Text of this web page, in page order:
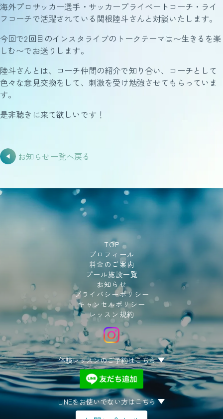
海外プロサッカー選手・サッカープライベートコーチ・ライ
フコーチで活躍されている関根陸斗さんと対談いたします。
今回で2回目のインスタライブのトークテーマは〜生きるを楽
しむ〜でお送りします。
陸斗さんとは、コーチ仲間の紹介で知り合い、コーチとして
色々な意見交換をして、刺激を受け勉強させてもらっていま
す。
是非聴きに来て欲しいです！
お知らせ一覧へ戻る
TOP
プロフィール
料金のご案内
プール施設一覧
お知らせ
プライバシーポリシー
キャンセルポリシー
レッスン規約
体験レッスンのご予約はこちら
LINEをお使いでない方はこちら